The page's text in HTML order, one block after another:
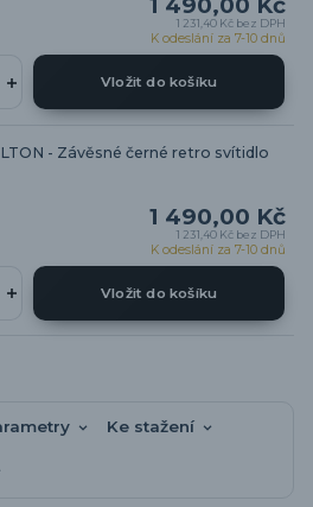
1 490,00 Kč
1 231,40 Kč bez DPH
K odeslání za 7-10 dnů
Vložit do košíku
- Závěsné černé retro svítidlo
1 490,00 Kč
1 231,40 Kč bez DPH
K odeslání za 7-10 dnů
Vložit do košíku
Ke stažení